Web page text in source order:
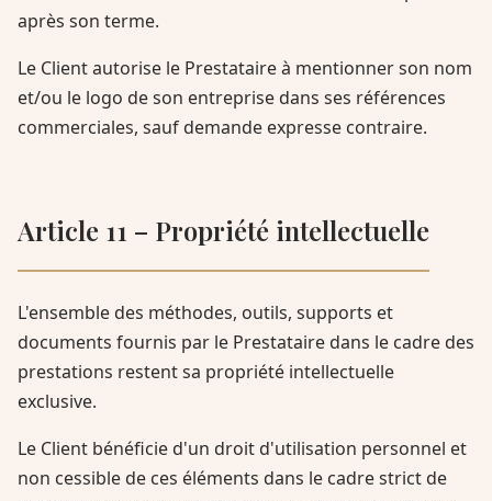
après son terme.
Le Client autorise le Prestataire à mentionner son nom
et/ou le logo de son entreprise dans ses références
commerciales, sauf demande expresse contraire.
Article 11 – Propriété intellectuelle
L'ensemble des méthodes, outils, supports et
documents fournis par le Prestataire dans le cadre des
prestations restent sa propriété intellectuelle
exclusive.
Le Client bénéficie d'un droit d'utilisation personnel et
non cessible de ces éléments dans le cadre strict de